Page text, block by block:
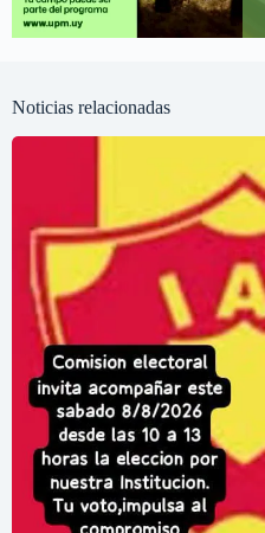
Noticias relacionadas